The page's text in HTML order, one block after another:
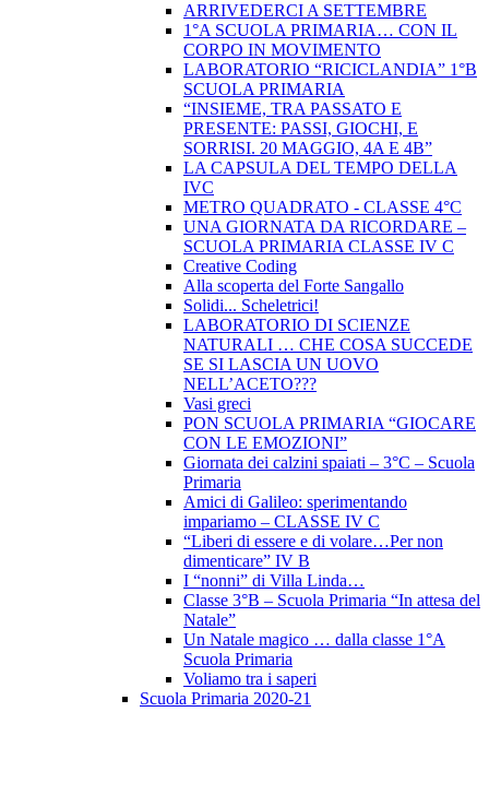
ARRIVEDERCI A SETTEMBRE
1°A SCUOLA PRIMARIA… CON IL
CORPO IN MOVIMENTO
LABORATORIO “RICICLANDIA” 1°B
SCUOLA PRIMARIA
“INSIEME, TRA PASSATO E
PRESENTE: PASSI, GIOCHI, E
SORRISI. 20 MAGGIO, 4A E 4B”
LA CAPSULA DEL TEMPO DELLA
IVC
METRO QUADRATO - CLASSE 4°C
UNA GIORNATA DA RICORDARE –
SCUOLA PRIMARIA CLASSE IV C
Creative Coding
Alla scoperta del Forte Sangallo
Solidi... Scheletrici!
LABORATORIO DI SCIENZE
NATURALI … CHE COSA SUCCEDE
SE SI LASCIA UN UOVO
NELL’ACETO???
Vasi greci
PON SCUOLA PRIMARIA “GIOCARE
CON LE EMOZIONI”
Giornata dei calzini spaiati – 3°C – Scuola
Primaria
Amici di Galileo: sperimentando
impariamo – CLASSE IV C
“Liberi di essere e di volare…Per non
dimenticare” IV B
I “nonni” di Villa Linda…
Classe 3°B – Scuola Primaria “In attesa del
Natale”
Un Natale magico … dalla classe 1°A
Scuola Primaria
Voliamo tra i saperi
Scuola Primaria 2020-21